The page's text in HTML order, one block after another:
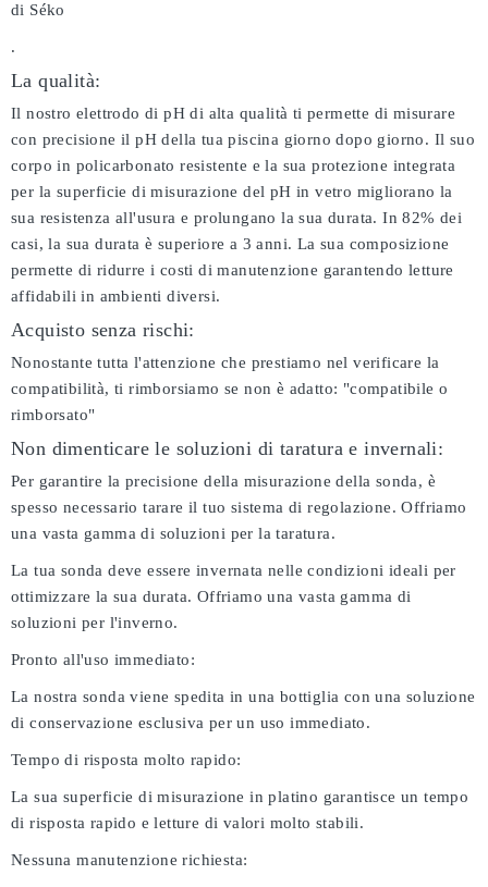
di Séko
.
La qualità:
Il nostro elettrodo di pH di alta qualità ti permette di misurare
con precisione il pH della tua piscina giorno dopo giorno. Il suo
corpo in policarbonato resistente e la sua protezione integrata
per la superficie di misurazione del pH in vetro migliorano la
sua resistenza all'usura e prolungano la sua durata. In 82% dei
casi, la sua durata è superiore a 3 anni. La sua composizione
permette di ridurre i costi di manutenzione garantendo letture
affidabili in ambienti diversi.
Acquisto senza rischi:
Nonostante tutta l'attenzione che prestiamo nel verificare la
compatibilità, ti rimborsiamo se non è adatto: "compatibile o
rimborsato"
Non dimenticare le soluzioni di taratura e invernali:
Per garantire la precisione della misurazione della sonda, è
spesso necessario tarare il tuo sistema di regolazione. Offriamo
una vasta gamma di soluzioni per la taratura.
La tua sonda deve essere invernata nelle condizioni ideali per
ottimizzare la sua durata. Offriamo una vasta gamma di
soluzioni per l'inverno.
Pronto all'uso immediato:
La nostra sonda viene spedita in una bottiglia con una soluzione
di conservazione esclusiva per un uso immediato.
Tempo di risposta molto rapido:
La sua superficie di misurazione in platino garantisce un tempo
di risposta rapido e letture di valori molto stabili.
Nessuna manutenzione richiesta: